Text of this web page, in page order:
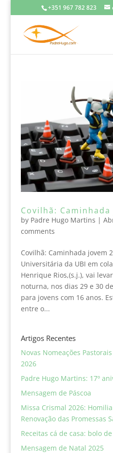
+351 967 782 823
Covilhã:
by Padre Hugo Martins |
comments
Covilhã: Caminhada jovem
Universitária da UBI em
Henrique Rios,(s.j.), vai
noturna, nos dias 29 e 30
para jovens com 16 anos.
entre o...
Artigos Recentes
Novas Nomeações
2026
Padre Hugo Martins: 17º
Mensagem de Páscoa
Missa Crismal 2026:
Renovação das Promessas
Receitas cá de casa: bolo
Mensagem de Natal 2025